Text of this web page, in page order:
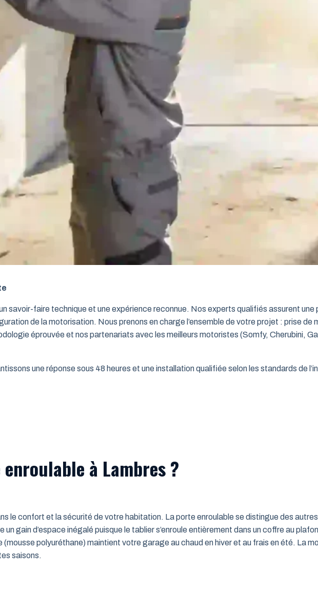
savoir-faire technique et une expérience reconnue. Nos experts qualifiés assurent
de la motorisation. Nous prenons en charge l’ensemble de votre projet : prise
éprouvée et nos partenariats avec les meilleurs motoristes (Somfy, Cherubini,
une réponse sous 48 heures et une installation qualifiée selon les standards de
à Lambres ?
le confort et la sécurité de votre habitation. La porte enroulable se distingue des
gain d’espace inégalé puisque le tablier s’enroule entièrement dans un coffre au
polyuréthane) maintient votre garage au chaud en hiver et au frais en été. La
saisons.